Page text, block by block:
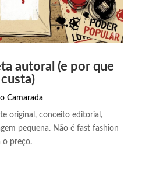
autoral (e por que
Camarada
original, conceito editorial,
pequena. Não é fast fashion
o preço.